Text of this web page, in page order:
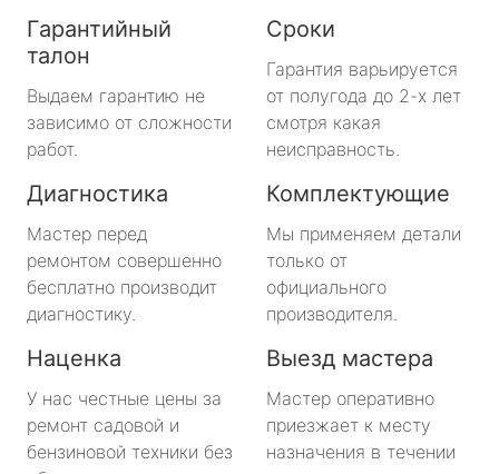
Гарантийный
талон
Выдаем гарантию не
зависимо от сложности
работ.
Сроки
Гарантия варьируется
от полугода до 2-х лет
смотря какая
неисправность.
Диагностика
Мастер перед
ремонтом совершенно
бесплатно производит
диагностику.
Комплектующие
Мы применяем детали
только от
официального
производителя.
Наценка
У нас честные цены за
ремонт садовой и
бензиновой техники без
Выезд мастера
Мастер оперативно
приезжает к месту
назначения в течении